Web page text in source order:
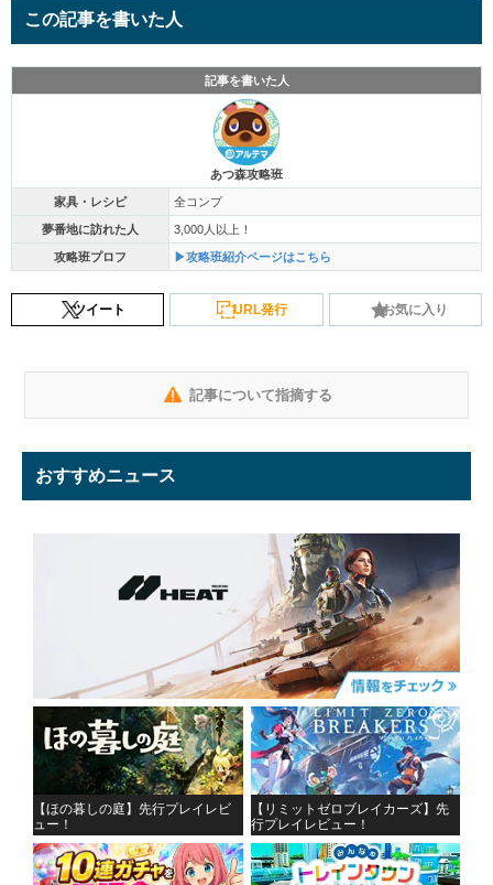
この記事を書いた人
記事を書いた人
あつ森攻略班
家具・レシピ 全コンプ
夢番地に訪れた人 3,000人以上！
攻略班プロフ ▶攻略班紹介ページはこちら
ツイート URL発行 お気に入り
記事について指摘する
おすすめニュース
【ほの暮しの庭】先行プレイレビ
ュー！
【リミットゼロブレイカーズ】先
行プレイレビュー！